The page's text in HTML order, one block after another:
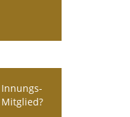
Innungs-
Mitglied?